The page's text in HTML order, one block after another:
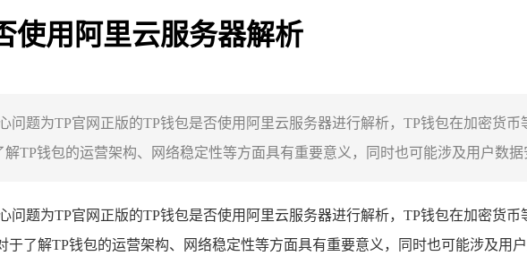
使用阿里云服务器解析
问题为TP官网正版的TP钱包是否使用阿里云服务器进行解析，TP钱包在加密货
TP钱包的运营架构、网络稳定性等方面具有重要意义，同时也可能涉及用户数
问题为TP官网正版的TP钱包是否使用阿里云服务器进行解析，TP钱包在加密货
于了解TP钱包的运营架构、网络稳定性等方面具有重要意义，同时也可能涉及用